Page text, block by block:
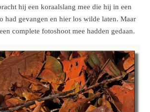
hij een koraalslang mee die hij in een
had gevangen en hier los wilde laten. Maar
complete fotoshoot mee hadden gedaan.